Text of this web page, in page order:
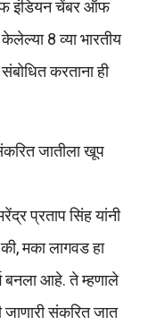
इंडियन चेंबर ऑफ
8 व्या भारतीय
करताना ही
जातीला खूप
प्रताप सिंह यांनी
मका लागवड हा
बनला आहे. ते म्हणाले
जाणारी संकरित जात